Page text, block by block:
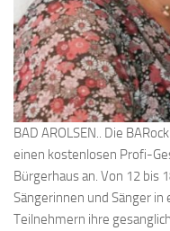
BAD AROLSEN.. Die
einen kostenlosen Profi-
Bürgerhaus an. Von 12 bis
Sängerinnen und Sänger
Teilnehmern ihre